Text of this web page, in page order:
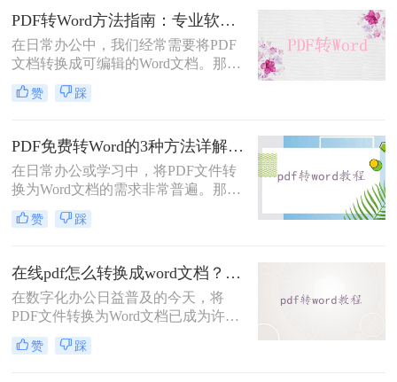
位置，而Word是流式排版，内容从上
到下流动、自动换行。
PDF转Word方法指南：专业软件、在线工具、Word内置与改后缀名4种方案对比！
在日常办公中，我们经常需要将PDF
文档转换成可编辑的Word文档。那么
如何将pdf转换成word呢？本文将介绍
几种常用的PDF转Word的方法，助您
赞 踩
PDF免费转Word的3种方法详解：复制粘贴、在线工具与Word内置转换效果对比！
在日常办公或学习中，将PDF文件转
换为Word文档的需求非常普遍。那么
pdf怎么免费转换成word文档呢？本文
将重点介绍三种免费且无需专业技能
题。
赞 踩
在线pdf怎么转换成word文档？PDF猫与转转大师2种在线工具使用指南与功能对比！
在数字化办公日益普及的今天，将
PDF文件转换为Word文档已成为许多
职场人士和学生群体的日常需求。
PDF格式虽然便于分享和保持格式一
赞 踩